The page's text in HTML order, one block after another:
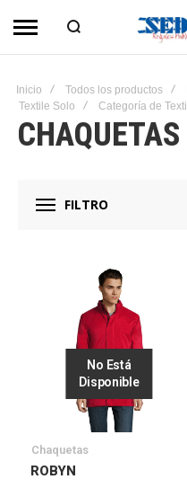
Inicio Todos los productos
Textile Solo
Categoría de Textil
CHAQUETAS
FILTRO
No Está
Disponible
Chaquetas
ROBYN